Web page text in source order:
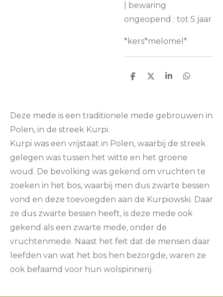
| bewaring
ongeopend : tot 5 jaar
*kers*melomel*
D
D
S
D
Deze mede is een traditionele mede gebrouwen in
Polen, in de streek Kurpi.
Kurpi was een vrijstaat in Polen, waarbij de streek
gelegen was tussen het witte en het groene
woud. De bevolking was gekend om vruchten te
zoeken in het bos, waarbij men dus zwarte bessen
vond en deze toevoegden aan de Kurpiowski. Daar
ze dus zwarte bessen heeft, is deze mede ook
gekend als een zwarte mede, onder de
vruchtenmede. Naast het feit dat de mensen daar
leefden van wat het bos hen bezorgde, waren ze
ook befaamd voor hun wolspinnerij.